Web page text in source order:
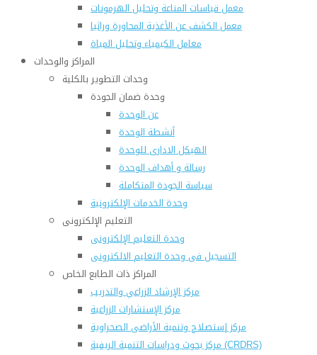
معمل قياسات المناعة وتحليل الهرمونات
معمل الكشف عن الأغذية المحاورة وراثيا
معامل الكيمياء وتحليل المياة
المراكز والوحدات
وحدات التطوير بالكلية
وحدة ضمان الجودة
عن الوحدة
أنشطة الوحدة
الهيكل الادارى للوحدة
رسالة و أهداف الوحدة
سياسة الجودة المتكاملة
وحدة الخدمات الإلكترونية
التعليم الإلكترونى
وحدة التعليم الإلكترونى
التسجيل فى وحدة التعليم الالكترونى
المراكز ذات الطابع الخاص
مركز الإرشاد الزراعي والتدريب
مركز الإستشارات الزراعية
مركز إستصلاح وتنمية الأراضى الصحراوية
مركز بحوث ودراسات التنمية الريفية (CRDRS)